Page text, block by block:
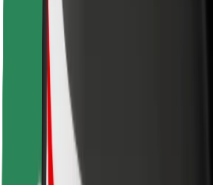
Biztonsági részleg
Városok
Lokációk